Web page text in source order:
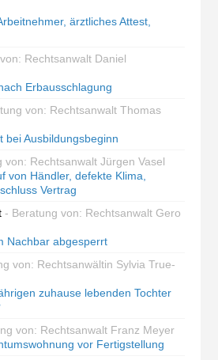
ärztliches Attest,
Rechtsanwalt Daniel
Erbausschlagung
von: Rechtsanwalt Thomas
bei Ausbildungsbeginn
von: Rechtsanwalt Jürgen Vasel
von Händler, defekte Klima,
Vertrag
- Beratung von: Rechtsanwalt Gero
Nachbar abgesperrt
von: Rechtsanwältin Sylvia True-
zuhause lebenden Tochter
von: Rechtsanwalt Franz Meyer
vor Fertigstellung